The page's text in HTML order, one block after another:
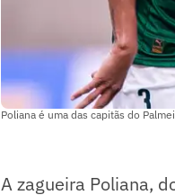
Poliana é uma das capitãs do
A zagueira Poliana,